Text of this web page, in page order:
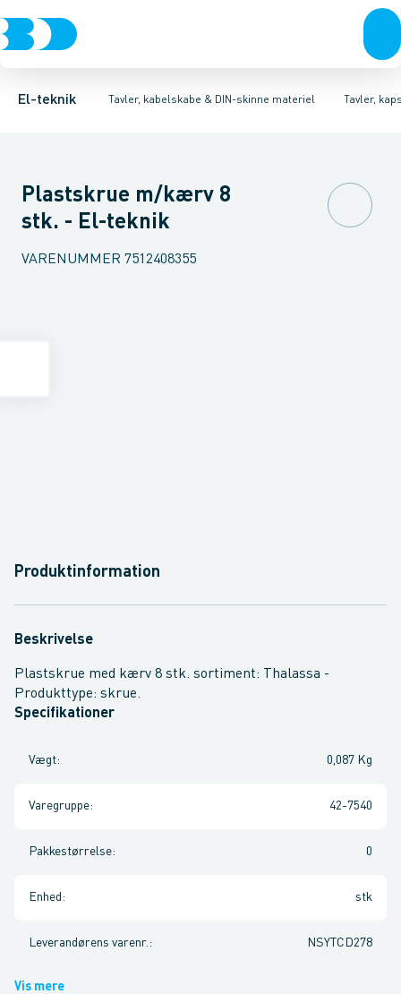
El-teknik Tavler, kabelskabe & DIN-skinne materiel
Afbrydere, stikkontakter & lampeudtagForgreningsmateriel
Tavler,
Tavler, kapsling og rackskabe Fordelings-/byggepladstavler
Ventilationsplade (indkapsling/skab)Dækplade / mærkeplade
Plastskrue m/kærv 8
stk. - El-teknik
VARENUMMER 7512408355
Produktinformation
Beskrivelse
Plastskrue med kærv 8 stk. sortiment: Thalassa -
Produkttype: skrue.
Specifikationer
Vægt: 0,087 Kg
Varegruppe: 42-7540
Pakkestørrelse: 0
Enhed : stk
Leverandørens varenr. : NSYTCD278
Vis mere